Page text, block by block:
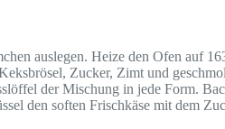
auslegen. Heize den Ofen auf
Zucker, Zimt und
der Mischung in jede Form.
den soften Frischkäse mit dem